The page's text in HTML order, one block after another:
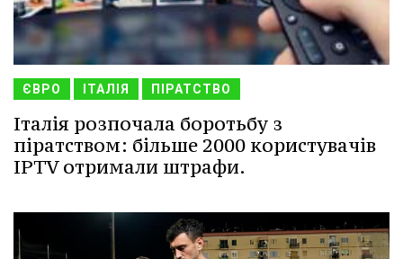
ЄВРО ІТАЛІЯ ПІРАТСТВО
Італія розпочала боротьбу з
піратством: більше 2000 користувачів
IPTV отримали штрафи.